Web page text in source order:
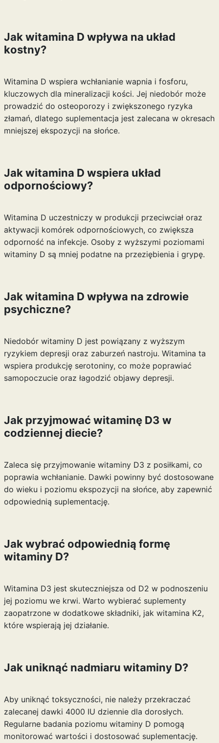
Jak witamina D wpływa na układ
kostny?
Witamina D wspiera wchłanianie wapnia i fosforu,
kluczowych dla mineralizacji kości. Jej niedobór może
prowadzić do osteoporozy i zwiększonego ryzyka
złamań, dlatego suplementacja jest zalecana w okresach
mniejszej ekspozycji na słońce.
Jak witamina D wspiera układ
odpornościowy?
Witamina D uczestniczy w produkcji przeciwciał oraz
aktywacji komórek odpornościowych, co zwiększa
odporność na infekcje. Osoby z wyższymi poziomami
witaminy D są mniej podatne na przeziębienia i grypę.
Jak witamina D wpływa na zdrowie
psychiczne?
Niedobór witaminy D jest powiązany z wyższym
ryzykiem depresji oraz zaburzeń nastroju. Witamina ta
wspiera produkcję serotoniny, co może poprawiać
samopoczucie oraz łagodzić objawy depresji.
Jak przyjmować witaminę D3 w
codziennej diecie?
Zaleca się przyjmowanie witaminy D3 z posiłkami, co
poprawia wchłanianie. Dawki powinny być dostosowane
do wieku i poziomu ekspozycji na słońce, aby zapewnić
odpowiednią suplementację.
Jak wybrać odpowiednią formę
witaminy D?
Witamina D3 jest skuteczniejsza od D2 w podnoszeniu
jej poziomu we krwi. Warto wybierać suplementy
zaopatrzone w dodatkowe składniki, jak witamina K2,
które wspierają jej działanie.
Jak uniknąć nadmiaru witaminy D?
Aby uniknąć toksyczności, nie należy przekraczać
zalecanej dawki 4000 IU dziennie dla dorosłych.
Regularne badania poziomu witaminy D pomogą
monitorować wartości i dostosować suplementację.